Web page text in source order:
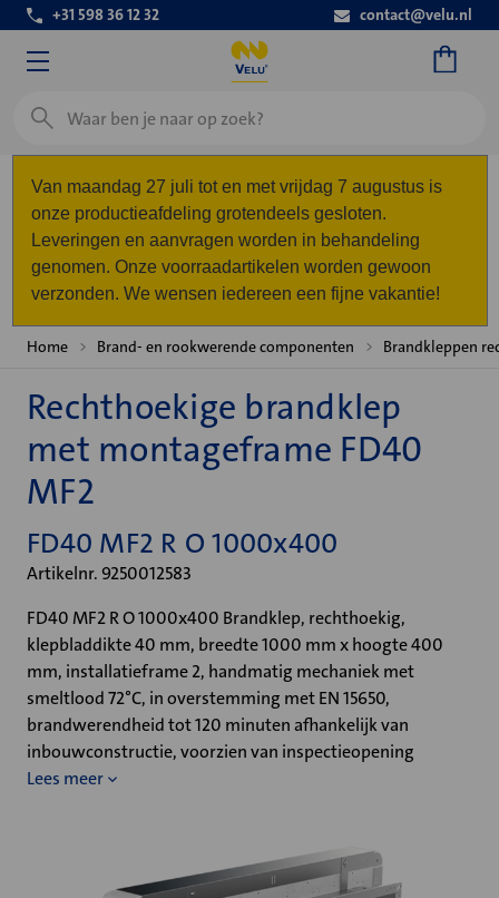
+31 598 36 12 32 contact@velu.nl
Zoeken
Van maandag 27 juli tot en met vrijdag 7 augustus is
onze productieafdeling grotendeels gesloten.
Leveringen en aanvragen worden in behandeling
genomen. Onze voorraadartikelen worden gewoon
verzonden. We wensen iedereen een fijne vakantie!
Home Brand- en rookwerende componenten Brandkleppen
Rechthoekige brandklep
met montageframe FD40
MF2
FD40 MF2 R O 1000x400
Artikelnr. 9250012583
FD40 MF2 R O 1000x400 Brandklep, rechthoekig,
klepbladdikte 40 mm, breedte 1000 mm x hoogte 400
mm, installatieframe 2, handmatig mechaniek met
smeltlood 72°C, in overstemming met EN 15650,
brandwerendheid tot 120 minuten afhankelijk van
inbouwconstructie, voorzien van inspectieopening
Lees meer